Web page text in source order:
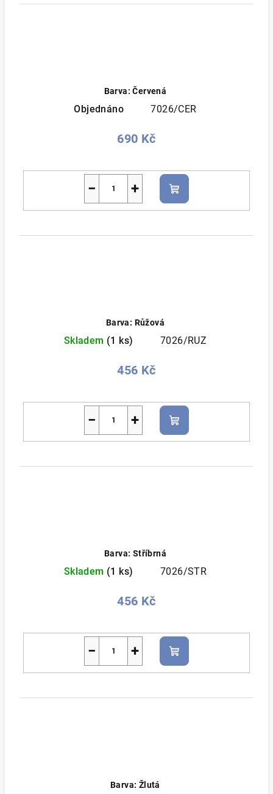
Barva: Červená
Objednáno 7026/CER
690 Kč
+
−
Do
košíku
Barva: Růžová
Skladem (1 ks) 7026/RUZ
456 Kč
+
−
Do
košíku
Barva: Stříbrná
Skladem (1 ks) 7026/STR
456 Kč
+
−
Do
košíku
Barva: Žlutá